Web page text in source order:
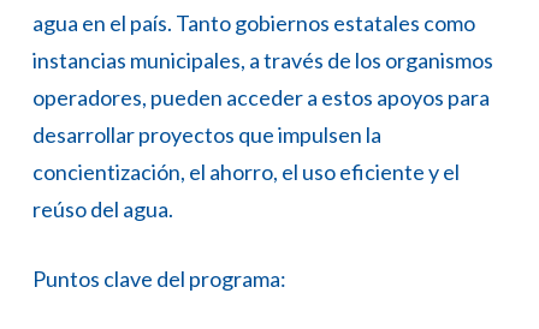
agua en el país. Tanto gobiernos estatales como
instancias municipales, a través de los organismos
operadores, pueden acceder a estos apoyos para
desarrollar proyectos que impulsen la
concientización, el ahorro, el uso eficiente y el
reúso del agua.
Puntos clave del programa: